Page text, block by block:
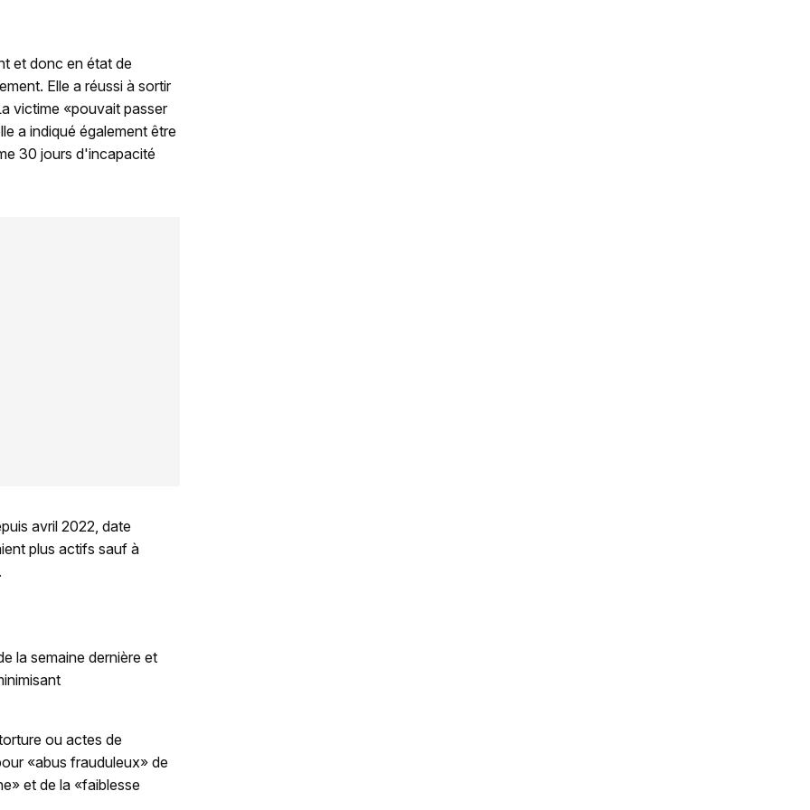
et donc en état de
Elle a réussi à sortir
victime «pouvait passer
a indiqué également être
30 jours d'incapacité
avril 2022, date
plus actifs sauf à
la semaine dernière et
ou actes de
«abus frauduleux» de
et de la «faiblesse